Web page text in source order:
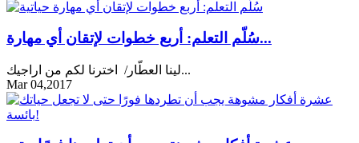
سُلّم التعلم: أربع خطوات لإتقان أي مهارة...
لينا العطّار/ اخترنا لكم من اراجيك...
Mar 04,2017